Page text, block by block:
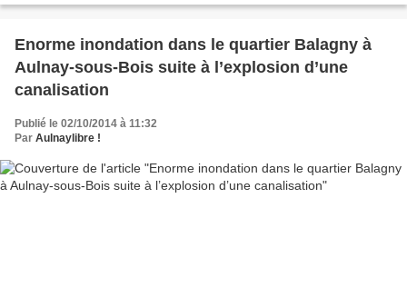
Enorme inondation dans le quartier Balagny à
Aulnay-sous-Bois suite à l’explosion d’une
canalisation
Publié le 02/10/2014 à 11:32
Par Aulnaylibre !